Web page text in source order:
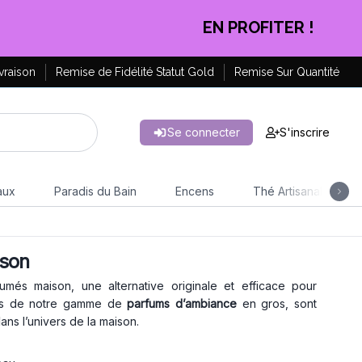
CLIQUEZ ICI
Remise de Fidélité Statut Gold Remise Sur Quantité
Se connecter S'inscrire
Paradis du Bain Encens Thé Artisanal
maison, une alternative originale et efficace pour
de notre gamme deparfums d’ambiance en gros, sont
l’univers de la maison.